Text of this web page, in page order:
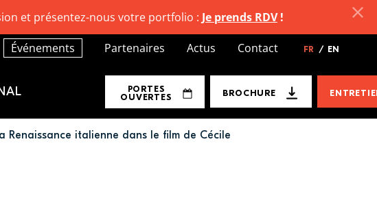
italienne dans le film de Cécile
Événements Partenaires Actus Contact FR / EN
PORTES
OUVERTES
BROCHURE
et présentez-nous votre portfolio : Je prends RDV!